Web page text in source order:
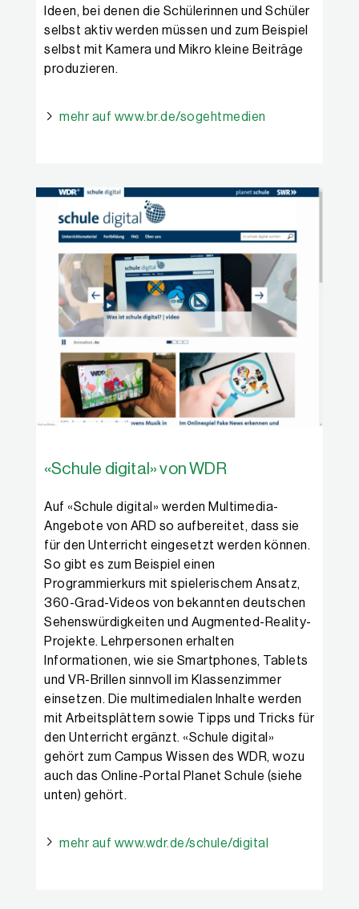
Ideen, bei denen die Schülerinnen und Schüler
selbst aktiv werden müssen und zum Beispiel
selbst mit Kamera und Mikro kleine Beiträge
produzieren.
mehr auf www.br.de/sogehtmedien
«Schule digital» von WDR
Auf «Schule digital» werden Multimedia-
Angebote von ARD so aufbereitet, dass sie
für den Unterricht eingesetzt werden können.
So gibt es zum Beispiel einen
Programmierkurs mit spielerischem Ansatz,
360-Grad-Videos von bekannten deutschen
Sehenswürdigkeiten und Augmented-Reality-
Projekte. Lehrpersonen erhalten
Informationen, wie sie Smartphones, Tablets
und VR-Brillen sinnvoll im Klassenzimmer
einsetzen. Die multimedialen Inhalte werden
mit Arbeitsplättern sowie Tipps und Tricks für
den Unterricht ergänzt. «Schule digital»
gehört zum Campus Wissen des WDR, wozu
auch das Online-Portal Planet Schule (siehe
unten) gehört.
mehr auf www.wdr.de/schule/digital